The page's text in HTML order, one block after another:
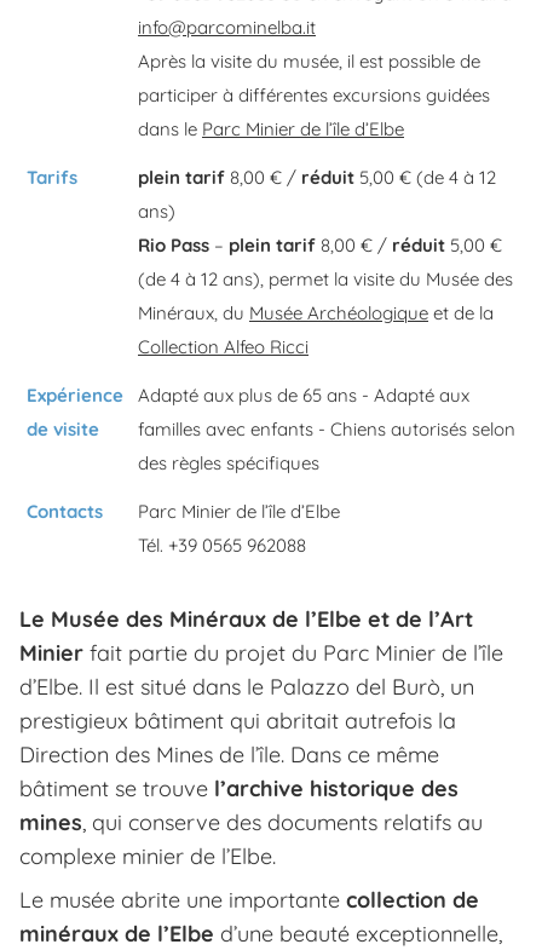
info@parcominelba.it
Après la visite du musée, il est possible de
participer à différentes excursions guidées
dans le Parc Minier de l’île d’Elbe
Tarifs plein tarif 8,00 € / réduit 5,00 € (de 4 à 12
ans)
Rio Pass – plein tarif 8,00 € / réduit 5,00 €
(de 4 à 12 ans), permet la visite du Musée des
Minéraux, du Musée Archéologique et de la
Collection Alfeo Ricci
Expérience
de visite
Adapté aux plus de 65 ans - Adapté aux
familles avec enfants - Chiens autorisés selon
des règles spécifiques
Contacts
Parc Minier de l’île d’Elbe
Tél. +39 0565 962088
Le Musée des Minéraux de l’Elbe et de l’Art
Minier fait partie du projet du Parc Minier de l’île
d’Elbe. Il est situé dans le Palazzo del Burò, un
prestigieux bâtiment qui abritait autrefois la
Direction des Mines de l’île. Dans ce même
bâtiment se trouve l’archive historique des
mines, qui conserve des documents relatifs au
complexe minier de l’Elbe.
Le musée abrite une importante collection de
minéraux de l’Elbe d’une beauté exceptionnelle,